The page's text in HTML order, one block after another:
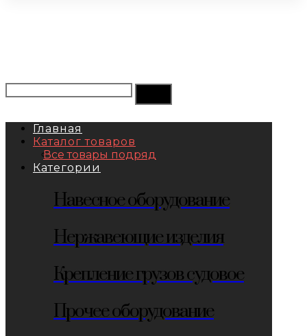
Главная
Каталог товаров
Все товары подряд
Категории
Навесное оборудование
Нержавеющие изделия
Крепление грузов судовое
Прочее оборудование